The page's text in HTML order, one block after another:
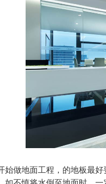
地面工程，的地板最好